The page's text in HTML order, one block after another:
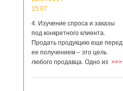
15:07
4. Изучение спроса и заказы
под конкретного клиента.
Продать продукцию еще перед
ее получением – это цель
любого продавца. Одно из >>>